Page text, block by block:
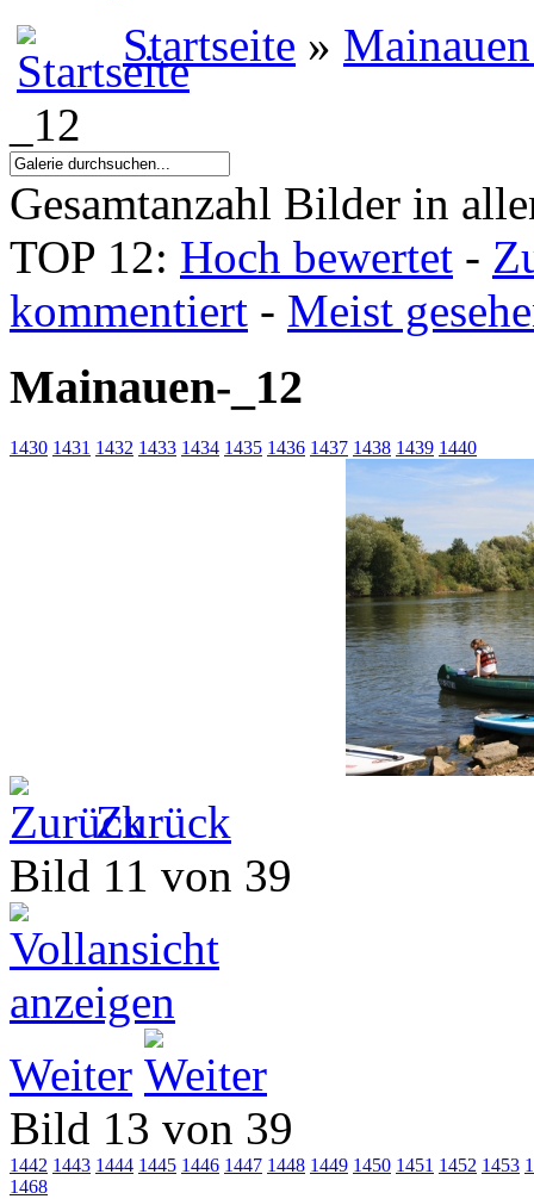
Startseite »
_12
Gesamtanzahl Bilder in
TOP 12: Hoch bewertet -
kommentiert - Meist
Mainauen-_12
1430 1431 1432 1433 1434 1435 1436 1437 1438 1439 1440
Zurück
Bild 11 von 39
Weiter
Bild 13 von 39
1442 1443 1444 1445 1446 1447 1448 1449 1450 1451 1452 1453
1468